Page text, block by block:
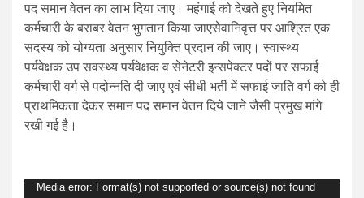
पद समान वेतन का लाभ दिया जाए। महंगाई को देखते हुए नियमित
कर्मचारी के बराबर वेतन भुगतान किया जाएसेवानिवृत्त पर आश्रित एक
सदस्य को योग्यता अनुसार नियुक्ति प्रदान की जाए। स्वास्थ्य
पर्यवेक्षक उप सवस्थ्य पर्यवेक्षक व सेनेटरी इन्सपेक्टर पदों पर सफाई
कर्मचारी वर्ग से पदोन्नति दी जाए एवं सीधी भर्ती में सफाई जाति वर्ग को ही
प्राथमिकता देकर समान पद समान वेतन दिये जाने जैसी प्रमुख मांगे
रखी गई है।
Video
Media error: Format(s) not supported or source(s) not found